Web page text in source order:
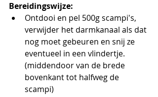
Bereidingswijze:
Ontdooi en pel 500g scampi's,
verwijder het darmkanaal als dat
nog moet gebeuren en snij ze
eventueel in een vlindertje.
(middendoor van de brede
bovenkant tot halfweg de
scampi)